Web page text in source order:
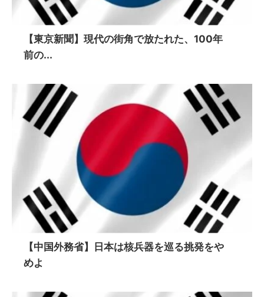
【東京新聞】現代の街角で放たれた、100年
前の...
【中国外務省】日本は核兵器を巡る挑発をや
めよ